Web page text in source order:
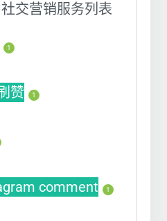
交营销服务列表
1
赞 1
comment 1